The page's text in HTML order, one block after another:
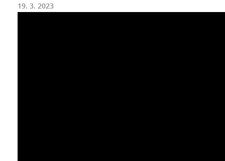
19. 3. 2023